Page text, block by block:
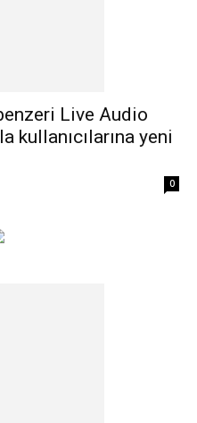
Live Audio
kullanıcılarına yeni
0